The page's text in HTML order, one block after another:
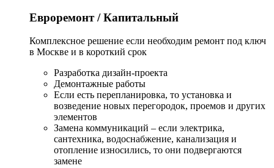
Евроремонт / Капитальный
Комплексное решение если необходим ремонт под ключ
в Москве и в короткий срок
Разработка дизайн-проекта
Демонтажные работы
Если есть перепланировка, то установка и
возведение новых перегородок, проемов и других
элементов
Замена коммуникаций – если электрика,
сантехника, водоснабжение, канализация и
отопление износились, то они подвергаются
замене